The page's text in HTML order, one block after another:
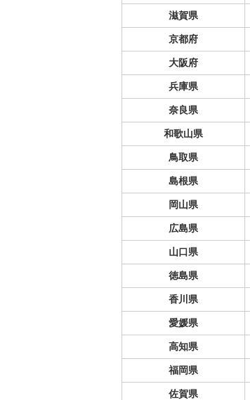
滋賀県
京都府
大阪府
兵庫県
奈良県
和歌山県
鳥取県
島根県
岡山県
広島県
山口県
徳島県
香川県
愛媛県
高知県
福岡県
佐賀県